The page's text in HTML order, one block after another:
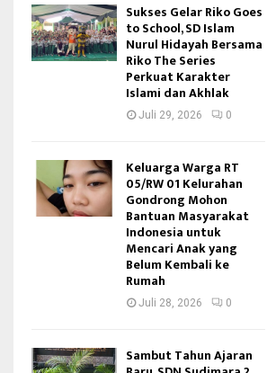
Sukses Gelar Riko Goes
to School, SD Islam
Nurul Hidayah Bersama
Riko The Series
Perkuat Karakter
Islami dan Akhlak
Juli 29, 2026 0
Keluarga Warga RT
05/RW 01 Kelurahan
Gondrong Mohon
Bantuan Masyarakat
Indonesia untuk
Mencari Anak yang
Belum Kembali ke
Rumah
Juli 28, 2026 0
Sambut Tahun Ajaran